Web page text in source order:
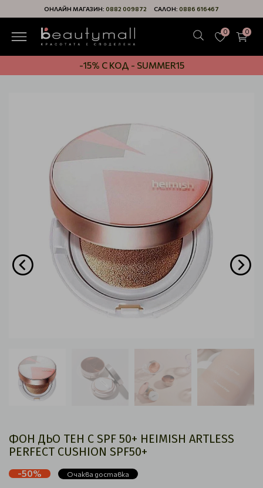
ОНЛАЙН МАГАЗИН: 0882 009872 САЛОН: 0886 616467
0 0
-15% С КОД - SUMMER15
ФОН ДЬО ТЕН С SPF 50+ HEIMISH ARTLESS
PERFECT CUSHION SPF50+
-50% Очаква доставка